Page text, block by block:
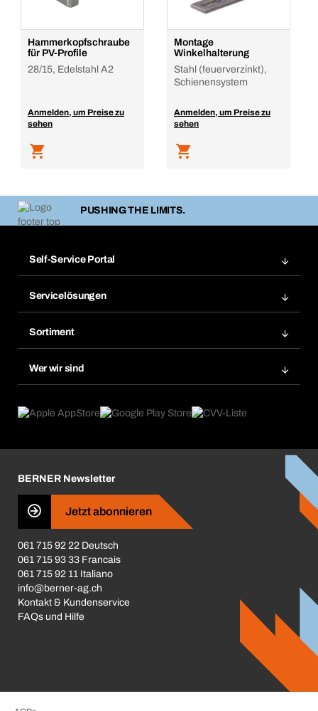
Hammerkopfschraube
für PV-Profile
28/15, Edelstahl A2
Anmelden, um Preise zu
sehen
Montage
Winkelhalterung
Stahl (feuerverzinkt),
Schienensystem
Anmelden, um Preise zu
sehen
PUSHING THE LIMITS.
Self-Service Portal
Merklisten
Nachbestellung
Dauerauftrag
Servicelösungen
Gefahrenstoffdatenbank
eProcurement
Produktfinder
Sortiment
Wer wir sind
Was uns antreibt
Business Conduct
BERNER Newsletter
Jetzt abonnieren
061 715 92 22 Deutsch
061 715 93 33 Francais
061 715 92 11 Italiano
info@berner-ag.ch
Kontakt & Kundenservice
FAQs und Hilfe